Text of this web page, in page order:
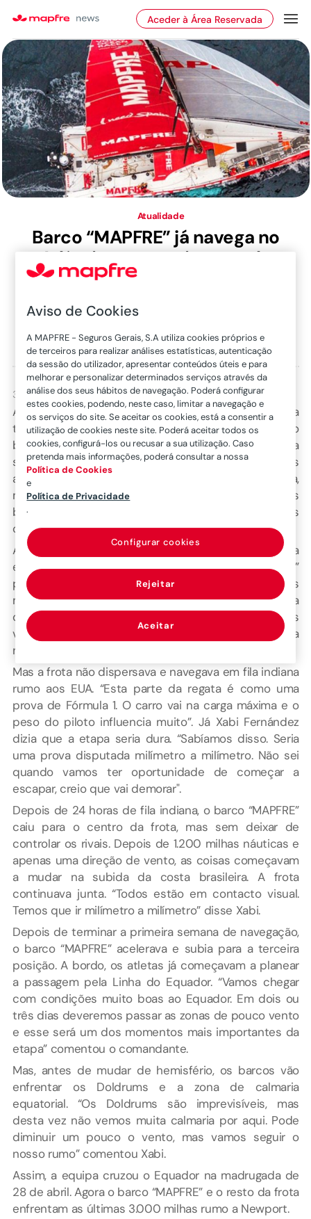
Aceder à Área Reservada
Atualidade
Barco “MAPFRE” já navega no
Atlântico e aproxima-se de
Newport
MAPFRE na maior competição náutica do mundo
30 de abril de 2015
A sexta etapa da Volvo Ocean Race está quase a
terminar. Depois de nove dias de competição, o
barco “MAPFRE” atinge a metade do percurso na
segunda posição, defendendo-se dos constantes
ataques dos adversários. Para se ter uma ideia,
menos de 25 milhas náuticas separam os seis
barcos. Agora, as equipas deparam-se com as
calmarias equatoriais do Norte.
As primeiras milhas da sexta etapa mostraram que a
etapa não seria nada fácil. O barco “MAPFRE”
procurou logo o mar aberto por causa dos ventos
mais fortes. A estratégia foi rentável para a equipa
que logo assumiu a liderança da frota. Depois dos
ventos mais fracos, a regata começou a ficar rápida
no Atlântico Sul.
Mas a frota não dispersava e navegava em fila indiana
rumo aos EUA. “Esta parte da regata é como uma
prova de Fórmula 1. O carro vai na carga máxima e o
peso do piloto influencia muito”. Já Xabi Fernández
dizia que a etapa seria dura. “Sabíamos disso. Seria
uma prova disputada milímetro a milímetro. Não sei
quando vamos ter oportunidade de começar a
escapar, creio que vai demorar".
Depois de 24 horas de fila indiana, o barco “MAPFRE”
caiu para o centro da frota, mas sem deixar de
controlar os rivais. Depois de 1.200 milhas náuticas e
apenas uma direção de vento, as coisas começavam
a mudar na subida da costa brasileira. A frota
continuava junta. “Todos estão em contacto visual.
Temos que ir milímetro a milímetro” disse Xabi.
Depois de terminar a primeira semana de navegação,
o barco “MAPFRE” acelerava e subia para a terceira
posição. A bordo, os atletas já começavam a planear
a passagem pela Linha do Equador. “Vamos chegar
com condições muito boas ao Equador. Em dois ou
três dias deveremos passar as zonas de pouco vento
e esse será um dos momentos mais importantes da
etapa” comentou o comandante.
Mas, antes de mudar de hemisfério, os barcos vão
enfrentar os Doldrums e a zona de calmaria
equatorial. “Os Doldrums são imprevisíveis, mas
desta vez não vemos muita calmaria por aqui. Pode
diminuir um pouco o vento, mas vamos seguir o
nosso rumo” comentou Xabi.
Assim, a equipa cruzou o Equador na madrugada de
28 de abril. Agora o barco “MAPFRE” e o resto da frota
enfrentam as últimas 3.000 milhas rumo a Newport.
Aviso de Cookies
A MAPFRE - Seguros Gerais, S.A utiliza cookies próprios e
de terceiros para realizar análises estatísticas, autenticação
da sessão do utilizador, apresentar conteúdos úteis e para
melhorar e personalizar determinados serviços através da
análise dos seus hábitos de navegação. Poderá configurar
estes cookies, podendo, neste caso, limitar a navegação e
os serviços do site. Se aceitar os cookies, está a consentir a
utilização de cookies neste site. Poderá aceitar todos os
cookies, configurá-los ou recusar a sua utilização. Caso
pretenda mais informações, poderá consultar a nossa
Política de Cookies
e
Política de Privacidade
.
Rejeitar
Aceitar
Configurar cookies